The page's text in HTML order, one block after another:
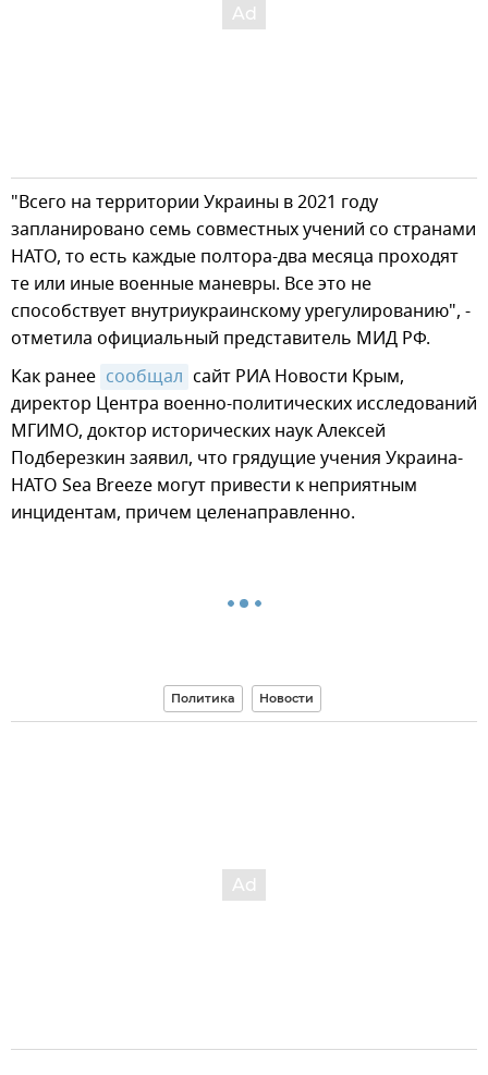
"Всего на территории Украины в 2021 году
запланировано семь совместных учений со странами
НАТО, то есть каждые полтора-два месяца проходят
те или иные военные маневры. Все это не
способствует внутриукраинскому урегулированию", -
отметила официальный представитель МИД РФ.
Как ранее сообщал сайт РИА Новости Крым,
директор Центра военно-политических исследований
МГИМО, доктор исторических наук Алексей
Подберезкин заявил, что грядущие учения Украина-
НАТО Sea Breeze могут привести к неприятным
инцидентам, причем целенаправленно.
Политика Новости